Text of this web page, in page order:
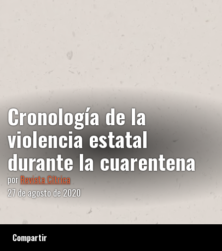
Compartir
Cronología de la
violencia estatal
durante la cuarentena
porRevista Cítrica
27 de agosto de 2020